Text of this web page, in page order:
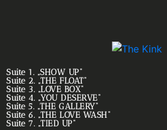
Suite 1. „SHOW UP“
Suite 2. „THE FLOAT“
Suite 3. „LOVE BOX“
Suite 4. „YOU DESERVE“
Suite 5. „THE GALLERY“
Suite 6. „THE LOVE WASH“
Suite 7. „TIED UP“